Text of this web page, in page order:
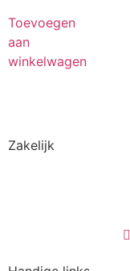
Toevoegen
aan
winkelwagen
Zakelijk